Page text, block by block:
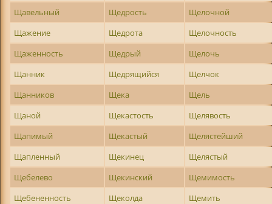
Щавельный
Щедрость
Щелочной
Щажение
Щедрота
Щелочность
Щаженность
Щедрый
Щелочь
Щанник
Щедрящийся
Щелчок
Щанников
Щека
Щель
Щаной
Щекастость
Щелявость
Щапимый
Щекастый
Щелястейший
Щапленный
Щекинец
Щелястый
Щебелево
Щекинский
Щемимость
Щебененность
Щеколда
Щемить